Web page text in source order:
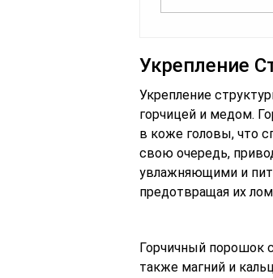
Укрепление
Укрепление
горчицей и медом.
в коже головы, что
свою очередь,
увлажняющими и
предотвращая их
Горчичный порошок
также магний и